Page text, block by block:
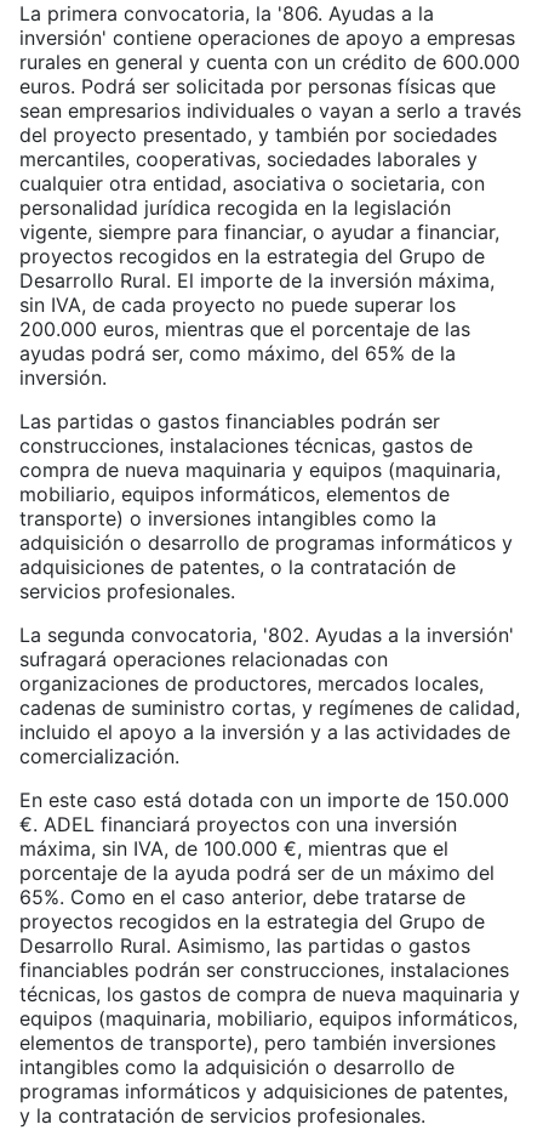
La primera convocatoria, la '806. Ayudas a la
inversión' contiene operaciones de apoyo a empresas
rurales en general y cuenta con un crédito de 600.000
euros. Podrá ser solicitada por personas físicas que
sean empresarios individuales o vayan a serlo a través
del proyecto presentado, y también por sociedades
mercantiles, cooperativas, sociedades laborales y
cualquier otra entidad, asociativa o societaria, con
personalidad jurídica recogida en la legislación
vigente, siempre para financiar, o ayudar a financiar,
proyectos recogidos en la estrategia del Grupo de
Desarrollo Rural. El importe de la inversión máxima,
sin IVA, de cada proyecto no puede superar los
200.000 euros, mientras que el porcentaje de las
ayudas podrá ser, como máximo, del 65% de la
inversión.
Las partidas o gastos financiables podrán ser
construcciones, instalaciones técnicas, gastos de
compra de nueva maquinaria y equipos (maquinaria,
mobiliario, equipos informáticos, elementos de
transporte) o inversiones intangibles como la
adquisición o desarrollo de programas informáticos y
adquisiciones de patentes, o la contratación de
servicios profesionales.
La segunda convocatoria, '802. Ayudas a la inversión'
sufragará operaciones relacionadas con
organizaciones de productores, mercados locales,
cadenas de suministro cortas, y regímenes de calidad,
incluido el apoyo a la inversión y a las actividades de
comercialización.
En este caso está dotada con un importe de 150.000
€. ADEL financiará proyectos con una inversión
máxima, sin IVA, de 100.000 €, mientras que el
porcentaje de la ayuda podrá ser de un máximo del
65%. Como en el caso anterior, debe tratarse de
proyectos recogidos en la estrategia del Grupo de
Desarrollo Rural. Asimismo, las partidas o gastos
financiables podrán ser construcciones, instalaciones
técnicas, los gastos de compra de nueva maquinaria y
equipos (maquinaria, mobiliario, equipos informáticos,
elementos de transporte), pero también inversiones
intangibles como la adquisición o desarrollo de
programas informáticos y adquisiciones de patentes,
y la contratación de servicios profesionales.